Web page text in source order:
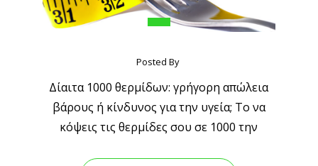
Posted By
Δίαιτα 1000 θερμίδων: γρήγορη απώλεια
βάρους ή κίνδυνος για την υγεία; Το να
κόψεις τις θερμίδες σου σε 1000 την